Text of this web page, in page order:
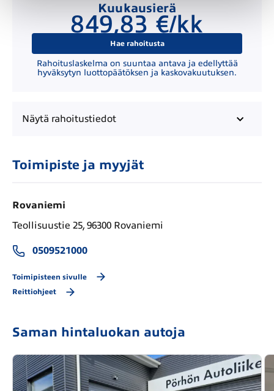
Kuukausierä
849,83 €/kk
Hae rahoitusta
Rahoituslaskelma on suuntaa antava ja edellyttää
hyväksytyn luottopäätöksen ja kaskovakuutuksen.
Näytä rahoitustiedot
Toimipiste ja myyjät
Rovaniemi
Teollisuustie 25, 96300 Rovaniemi
0509521000
Toimipisteen sivulle
Reittiohjeet
Saman hintaluokan autoja